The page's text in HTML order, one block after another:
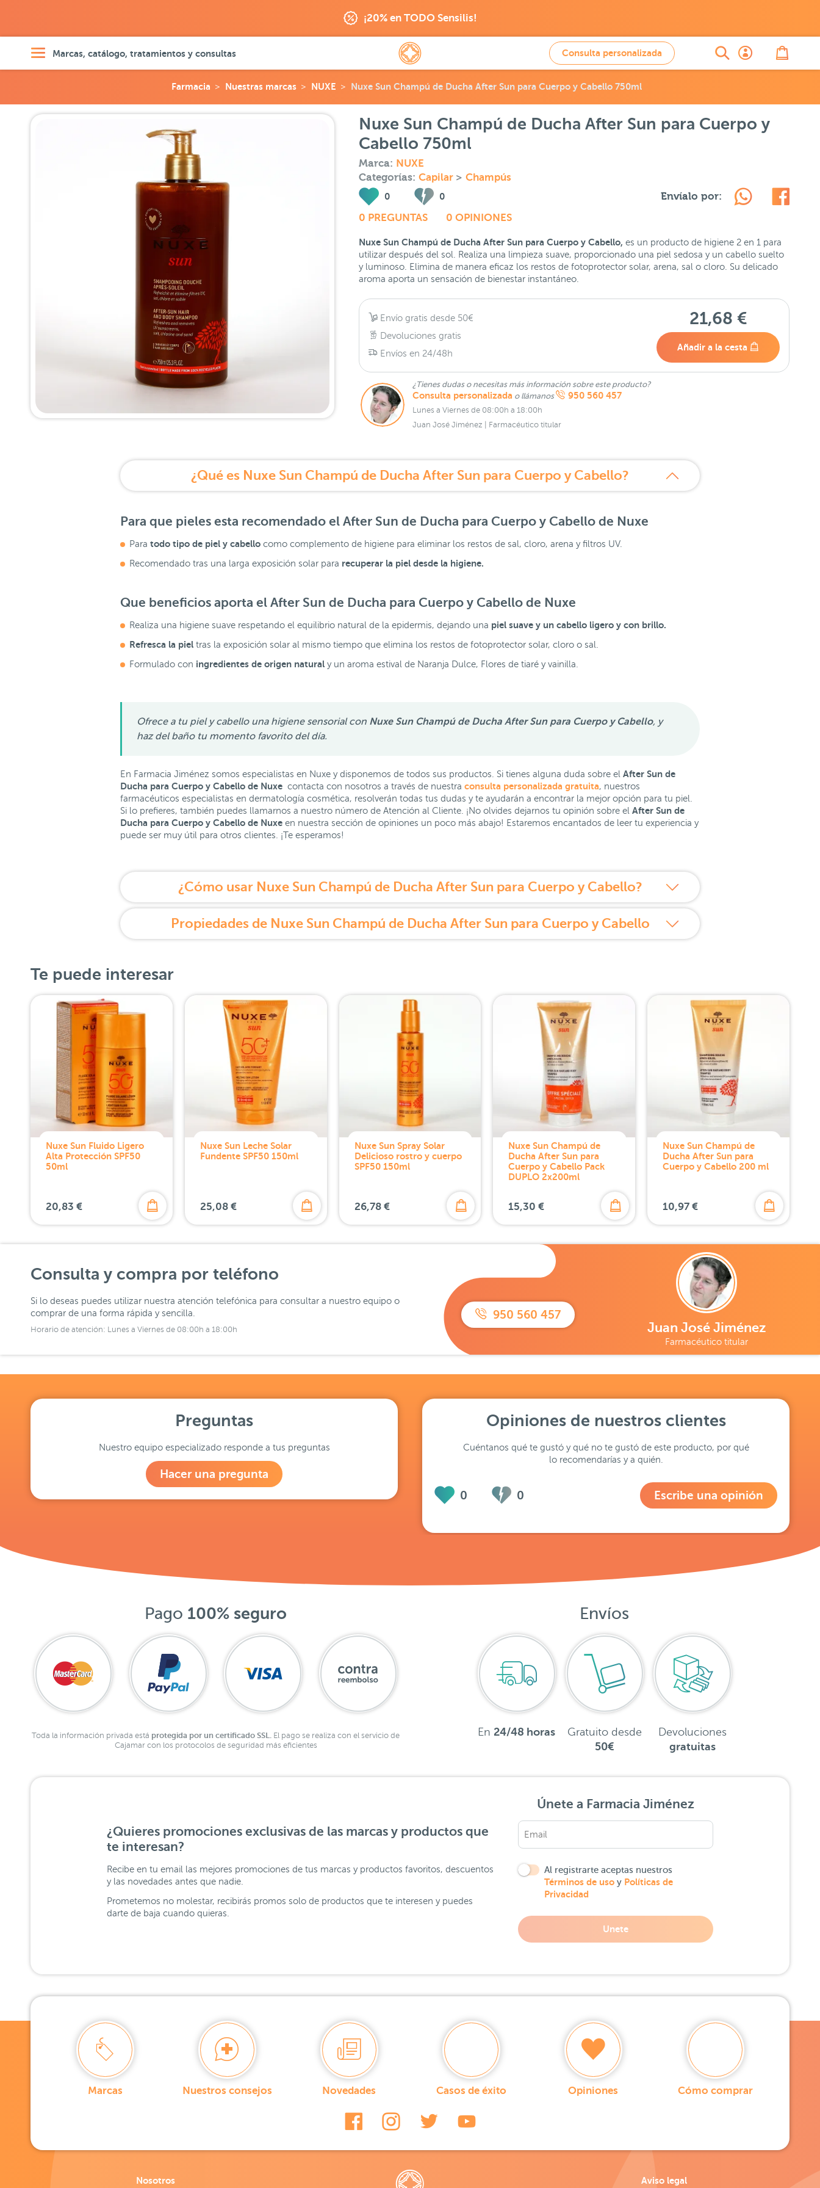
¡20% en TODO Sensilis!
Marcas, catálogo, tratamientos y consultas Consulta personalizada
Farmacia Nuestras marcas NUXE Nuxe Sun Champú de Ducha After Sun para Cuerpo y Cabello 750ml
Nuxe Sun Champú de Ducha After Sun para Cuerpo y
Cabello 750ml
Marca: NUXE
Categorías: Capilar > Champús
0 0
0 PREGUNTAS 0 OPINIONES
Envíalo por:
Nuxe Sun Champú de Ducha After Sun para Cuerpo y Cabello, es un producto de higiene 2 en 1 para
utilizar después del sol. Realiza una limpieza suave, proporcionado una piel sedosa y un cabello suelto
y luminoso. Elimina de manera eficaz los restos de fotoprotector solar, arena, sal o cloro. Su delicado
aroma aporta un sensación de bienestar instantáneo.
Envío gratis desde 50€
Devoluciones gratis
Envíos en 24/48h
21,68 €
Añadir a la cesta
¿Tienes dudas o necesitas más información sobre este producto?
Consulta personalizada o llámanos 950 560 457
Lunes a Viernes de 08:00h a 18:00h
Juan José Jiménez | Farmacéutico titular
¿Qué es Nuxe Sun Champú de Ducha After Sun para Cuerpo y Cabello?
Para que pieles esta recomendado el After Sun de Ducha para Cuerpo y Cabello de Nuxe
Para todo tipo de piel y cabello como complemento de higiene para eliminar los restos de sal, cloro, arena y filtros UV.
Recomendado tras una larga exposición solar para recuperar la piel desde la higiene.
Que beneficios aporta el After Sun de Ducha para Cuerpo y Cabello de Nuxe
Realiza una higiene suave respetando el equilibrio natural de la epidermis, dejando una piel suave y un cabello ligero y con brillo.
Refresca la piel tras la exposición solar al mismo tiempo que elimina los restos de fotoprotector solar, cloro o sal.
Formulado con ingredientes de origen natural y un aroma estival de Naranja Dulce, Flores de tiaré y vainilla.
Ofrece a tu piel y cabello una higiene sensorial con Nuxe Sun Champú de Ducha After Sun para Cuerpo y Cabello, y
haz del baño tu momento favorito del día.
En Farmacia Jiménez somos especialistas en Nuxe y disponemos de todos sus productos. Si tienes alguna duda sobre el After Sun de
Ducha para Cuerpo y Cabello de Nuxe contacta con nosotros a través de nuestra consulta personalizada gratuita, nuestros
farmacéuticos especialistas en dermatología cosmética, resolverán todas tus dudas y te ayudarán a encontrar la mejor opción para tu piel.
Si lo prefieres, también puedes llamarnos a nuestro número de Atención al Cliente. ¡No olvides dejarnos tu opinión sobre el After Sun de
Ducha para Cuerpo y Cabello de Nuxe en nuestra sección de opiniones un poco más abajo! Estaremos encantados de leer tu experiencia y
puede ser muy útil para otros clientes. ¡Te esperamos!
¿Cómo usar Nuxe Sun Champú de Ducha After Sun para Cuerpo y Cabello?
Propiedades de Nuxe Sun Champú de Ducha After Sun para Cuerpo y Cabello
Te puede interesar
Nuxe Sun Fluido Ligero
Alta Protección SPF50
50ml
20,83 €
Nuxe Sun Leche Solar
Fundente SPF50 150ml
25,08 €
Nuxe Sun Spray Solar
Delicioso rostro y cuerpo
SPF50 150ml
26,78 €
Nuxe Sun Champú de
Ducha After Sun para
Cuerpo y Cabello Pack
DUPLO 2x200ml
15,30 €
Nuxe Sun Champú de
Ducha After Sun para
Cuerpo y Cabello 200 ml
10,97 €
Consulta y compra por teléfono
Si lo deseas puedes utilizar nuestra atención telefónica para consultar a nuestro equipo o
comprar de una forma rápida y sencilla.
Horario de atención: Lunes a Viernes de 08:00h a 18:00h
950 560 457
Juan José Jiménez
Farmacéutico titular
Preguntas
Nuestro equipo especializado responde a tus preguntas
Hacer una pregunta
Opiniones de nuestros clientes
Cuéntanos qué te gustó y qué no te gustó de este producto, por qué
lo recomendarías y a quién.
0 0 Escribe una opinión
Pago 100% seguro
Toda la información privada está protegida por un certificado SSL.
El pago se realiza con el servicio de
Cajamar con los protocolos de seguridad más eficientes
Envíos
En 24/48 horas
Gratuito desde
50€
Devoluciones
gratuitas
¿Quieres promociones exclusivas de las marcas y productos que
te interesan?
Recibe en tu email las mejores promociones de tus marcas y productos favoritos, descuentos
y las novedades antes que nadie.
Prometemos no molestar, recibirás promos solo de productos que te interesen y puedes
darte de baja cuando quieras.
Únete a Farmacia Jiménez
Al registrarte aceptas nuestros
Términos de uso y Políticas de
Privacidad
Unete
Marcas Nuestros consejos Novedades Casos de éxito Opiniones Cómo comprar
Nosotros Aviso legal